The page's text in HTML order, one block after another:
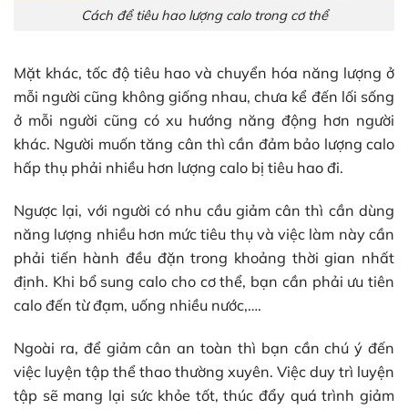
Cách để tiêu hao lượng calo trong cơ thể
Mặt khác, tốc độ tiêu hao và chuyển hóa năng lượng ở
mỗi người cũng không giống nhau, chưa kể đến lối sống
ở mỗi người cũng có xu hướng năng động hơn người
khác. Người muốn tăng cân thì cần đảm bảo lượng calo
hấp thụ phải nhiều hơn lượng calo bị tiêu hao đi.
Ngược lại, với người có nhu cầu giảm cân thì cần dùng
năng lượng nhiều hơn mức tiêu thụ và việc làm này cần
phải tiến hành đều đặn trong khoảng thời gian nhất
định. Khi bổ sung calo cho cơ thể, bạn cần phải ưu tiên
calo đến từ đạm, uống nhiều nước,….
Ngoài ra, để giảm cân an toàn thì bạn cần chú ý đến
việc luyện tập thể thao thường xuyên. Việc duy trì luyện
tập sẽ mang lại sức khỏe tốt, thúc đẩy quá trình giảm